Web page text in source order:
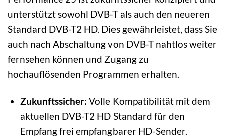
unterstützt sowohl DVB-T als auch den neueren
Standard DVB-T2 HD. Dies gewährleistet, dass Sie
auch nach Abschaltung von DVB-T nahtlos weiter
fernsehen können und Zugang zu
hochauflösenden Programmen erhalten.
Zukunftssicher: Volle Kompatibilität mit dem
aktuellen DVB-T2 HD Standard für den
Empfang frei empfangbarer HD-Sender.